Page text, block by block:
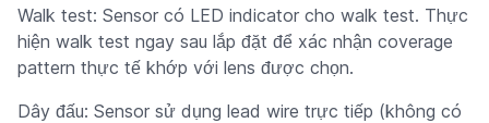
Walk test: Sensor có LED indicator cho walk test. Thực
hiện walk test ngay sau lắp đặt để xác nhận coverage
pattern thực tế khớp với lens được chọn.
Dây đấu: Sensor sử dụng lead wire trực tiếp (không có